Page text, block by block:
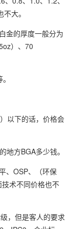
大。
金的厚度一般分为
）、70
以下的话，价格会
地方BGA多少钱。
、OSP、（环保
术不同价格也不
，但是客人的要求